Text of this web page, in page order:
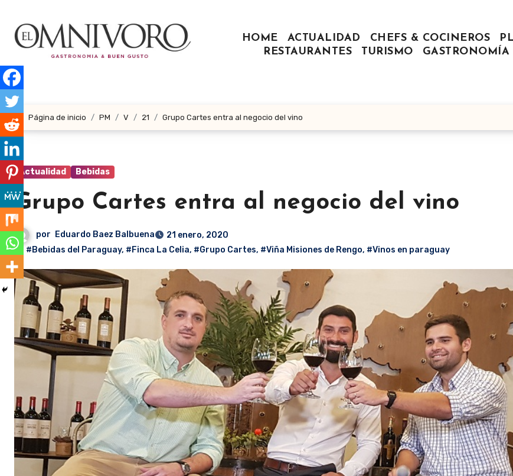
contenido
HOME ACTUALIDAD CHEFS & COCINEROS
RESTAURANTES
TURISMO GASTRONOMÍA
Página de inicio PM V 21 Grupo Cartes entra al negocio del vino
Actualidad Bebidas
Grupo Cartes entra al negocio del vino
por Eduardo Baez Balbuena
21 enero, 2020
#Bebidas del Paraguay, #Finca La Celia, #Grupo Cartes, #Viña Misiones de Rengo, #Vinos en paraguay